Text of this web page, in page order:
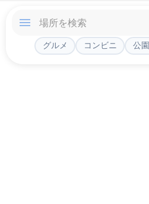
グルメ コンビニ 公園